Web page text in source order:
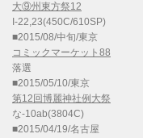
大⑨州東方祭12
I-22,23(450C/610SP)
■2015/08/中旬/東京
コミックマーケット88
落選
■2015/05/10/東京
第12回博麗神社例大祭
な-10ab(3804C)
■2015/04/19/名古屋